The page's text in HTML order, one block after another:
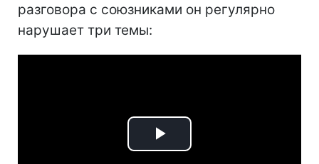
разговора с союзниками он регулярно
нарушает три темы:
Play